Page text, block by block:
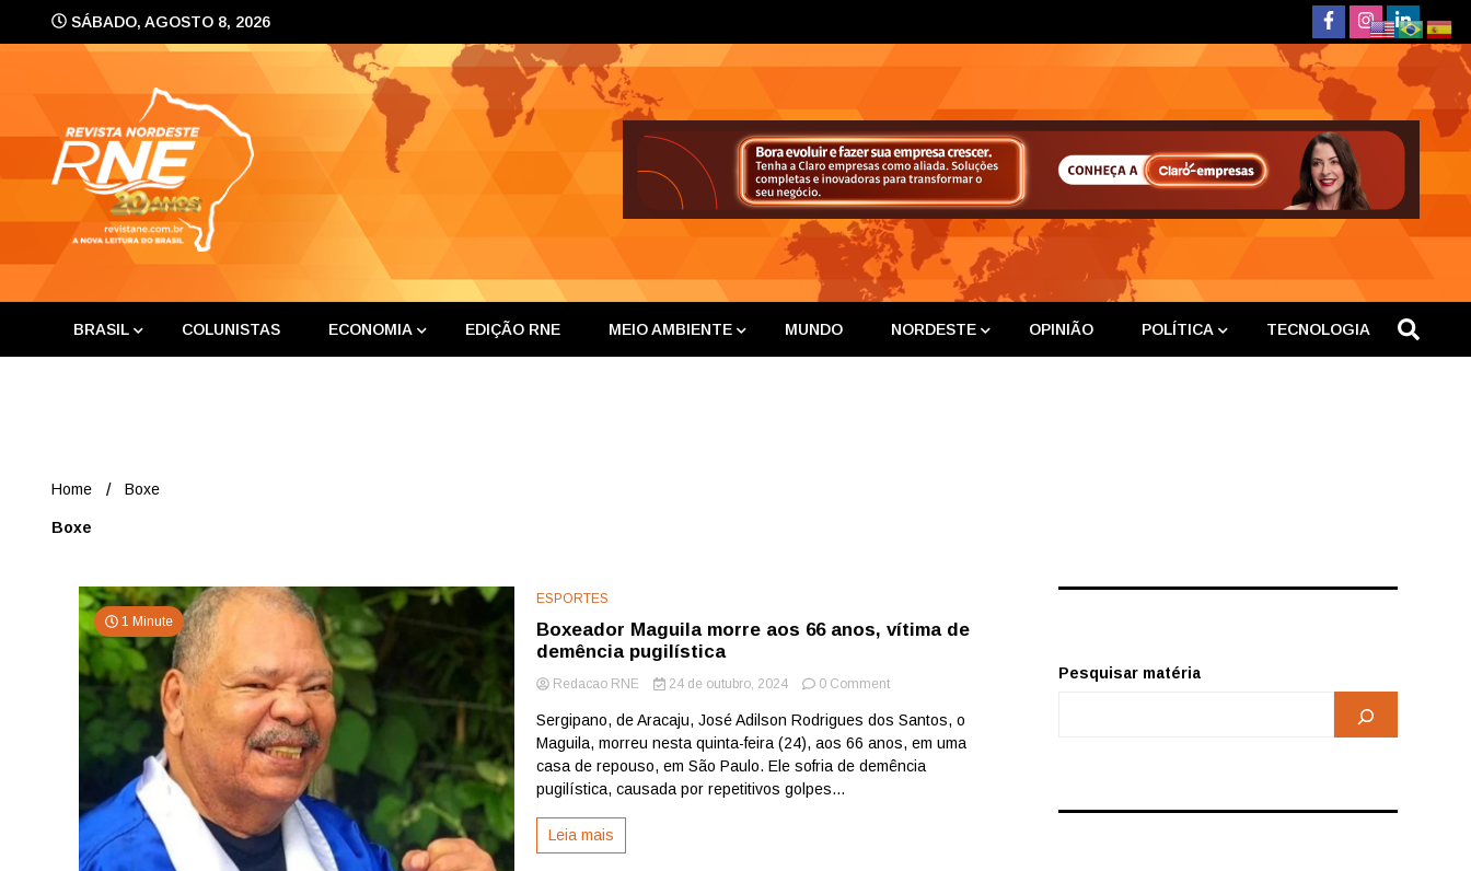
SÁBADO, AGOSTO 8, 2026
Revista Nordeste
A nova leitura do Brasil
BRASIL COLUNISTAS ECONOMIA EDIÇÃO RNE MEIO AMBIENTE MUNDO NORDESTE OPINIÃO POLÍTICA TECNOLOGIA
Home Boxe
Boxe
1 Minute
ESPORTES
Boxeador Maguila morre aos 66 anos, vítima de
demência pugilística
Redacao RNE 24 de outubro, 2024 0 Commenton
Maguila
morre
aos
Sergipano, de Aracaju, José Adilson Rodrigues dos Santos, o
Maguila, morreu nesta quinta-feira (24), aos 66 anos, em uma
casa de repouso, em São Paulo. Ele sofria de demência
pugilística, causada por repetitivos golpes...
Leia mais
Pesquisar matéria